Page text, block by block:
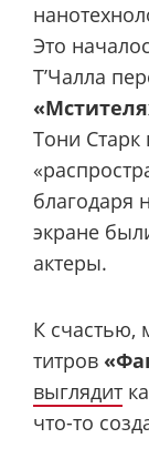
Это
Т’Чалла
Тони
благодаря
экране
актеры.
К счастью,
титров
выглядит
что-то